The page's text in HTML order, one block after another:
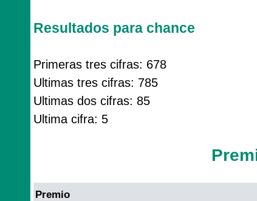
Resultados para chance
Primeras tres cifras: 678
Ultimas tres cifras: 785
Ultimas dos cifras: 85
Ultima cifra: 5
Premio